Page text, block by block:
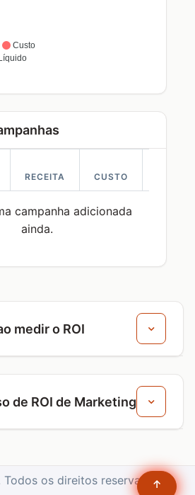
Custo
RECEITA CUSTO
campanha adicionada
ainda.
medir o ROI
de ROI de Marketing
os direitos reservados.
↑